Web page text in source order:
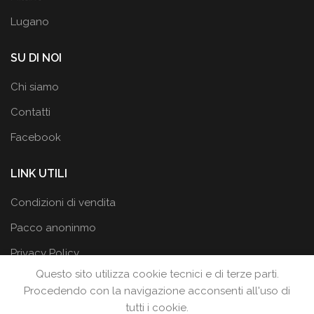
Lugano
SU DI NOI
Chi siamo
Contatti
Facebook
LINK UTILI
Condizioni di vendita
Pacco anoninmo
Privacy Policy
LA BOTTEGA DEI DESIDERI
Questo sito utilizza cookie tecnici e di terze parti.
Procedendo con la navigazione acconsenti all'uso di
tutti i cookie.